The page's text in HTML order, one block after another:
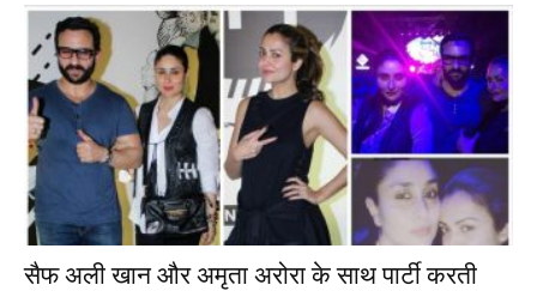
सैफ अली खान और अमृता अरोरा के साथ पार्टी करती